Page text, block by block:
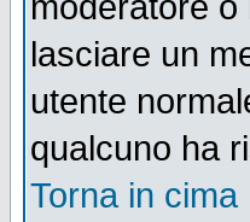
lasciare un
utente
qualcuno ha
Torna in cima